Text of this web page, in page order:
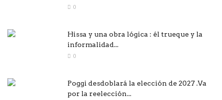
0
Hissa y una obra lógica : él trueque y la
informalidad...
0
Poggi desdoblará la elección de 2027 .Va
por la reelección...